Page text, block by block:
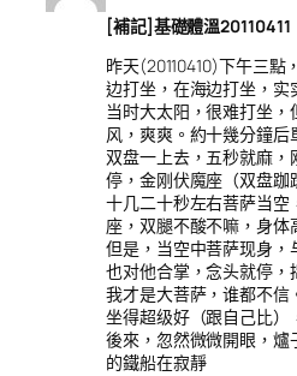
[補記]基礎體溫20110411
昨天(20110410)下午三
边打坐，在海边打坐，实
当时大太阳，很难打坐
风，爽爽。約十幾分鐘后
双盘一上去，五秒就麻
停，金刚伏魔座（双盘跏
十几二十秒左右菩萨当
座，双腿不酸不嘛，身体
但是，当空中菩萨现身
也对他合掌，念头就停，
我才是大菩萨，谁都不信
坐得超级好（跟自己比）
後來，忽然微微開眼，
的鐵船在寂靜